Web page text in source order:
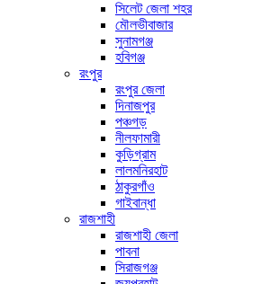
সিলেট জেলা শহর
মৌলভীবাজার
সুনামগঞ্জ
হবিগঞ্জ
রংপুর
রংপুর জেলা
দিনাজপুর
পঞ্চগড়
নীলফামারী
কুড়িগ্রাম
লালমনিরহাট
ঠাকুরগাঁও
গাইবান্ধা
রাজশাহী
রাজশাহী জেলা
পাবনা
সিরাজগঞ্জ